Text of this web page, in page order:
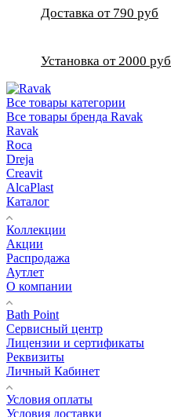
Доставка от 790 руб
Установка от 2000 руб
Все товары категории
Все товары бренда Ravak
Ravak
Roca
Dreja
Creavit
AlcaPlast
Каталог
Коллекции
Акции
Распродажа
Аутлет
О компании
Bath Point
Сервисный центр
Лицензии и сертификаты
Реквизиты
Личный Кабинет
Условия оплаты
Условия доставки